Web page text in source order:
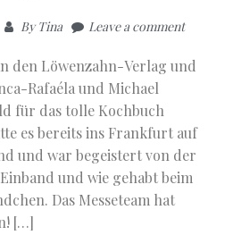
ByTina Leave a comment
den Löwenzahn-Verlag und
Rafaéla und Michael
für das tolle Kochbuch
es bereits ins Frankfurt auf
und war begeistert von der
und wie gehabt beim
Das Messeteam hat
[…]